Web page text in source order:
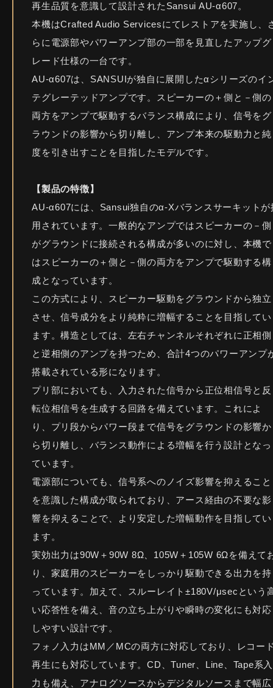
再生品質を意識して設計されたSansui AU-α607。
本機はCrafted Audio Servicesにてレストアを実施し、
らに電源部やパワーアンプ部の一部を見直したアップグ
レード仕様の一台です。
AU-α607は、SANSUIが独自に展開したαシリーズのイ
テグレーテッドアンプです。スピーカーの＋側と－側の
両方をアンプで駆動するバランス構成により、信号をグ
ラウンドの影響から切り離し、アンプ本来の駆動力と純
度を引き出すことを目指したモデルです。
【製品の特徴】
AU-α607には、Sansui独自のα-Xバランスサーキットが
用されています。一般的なアンプではスピーカーの－側
がグラウンドに接続される構成が多いのに対し、本機で
はスピーカーの＋側と－側の両方をアンプで駆動する構
成となっています。
この方式により、スピーカー駆動をグラウンドから独立
させ、信号成分をより純粋に増幅することを目指してい
ます。構造としては、左右チャンネルそれぞれに正相側
と逆相側のアンプを持つため、合計4つのパワーアンプ
搭載されている形になります。
プリ部においても、入力された信号から正位相信号と反
転位相信号を生成する回路を備えています。これによ
り、プリ段からパワー段まで信号をグラウンドの影響か
ら切り離し、バランス動作による増幅を行う設計となっ
ています。
電源部についても、信号系へのノイズ影響を抑えること
を意識した構成が取られており、アース経由の不要な影
響を抑えることで、より安定した増幅動作を目指してい
ます。
実効出力は90W＋90W 8Ω、105W＋105W 6Ωを備えて
り、家庭用のスピーカーをしっかり駆動できる出力を持
っています。加えて、スルーレイト±180V/μsecという
い応答性を備え、音の立ち上がりや瞬時の変化にも対応
しやすい設計です。
フォノ入力はMM／MCの両方に対応しており、レコー
再生にも対応しています。CD、Tuner、Line、Tape系入
力も備え、アナログソースからデジタルソースまで幅広